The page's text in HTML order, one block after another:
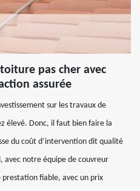
pas cher avec
assurée
sur les travaux de
élevé. Donc, il faut bien faire la
du coût d’intervention dit qualité
avec notre équipe de couvreur
prestation fiable, avec un prix